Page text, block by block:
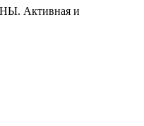
Активная и